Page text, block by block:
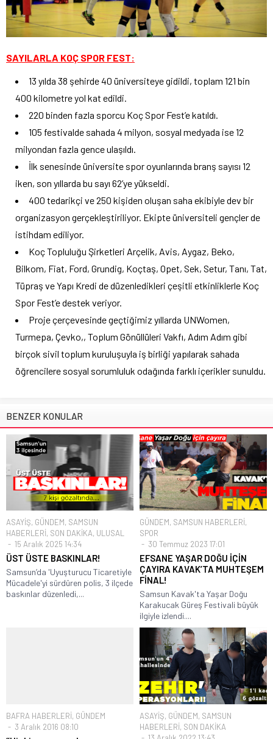
SAYILARLA KOÇ SPOR FEST:
13 yılda 38 şehirde 40 üniversiteye gidildi, toplam 121 bin
400 kilometre yol kat edildi.
220 binden fazla sporcu Koç Spor Fest’e katıldı.
105 festivalde sahada 4 milyon, sosyal medyada ise 12
milyondan fazla gence ulaşıldı.
İlk senesinde üniversite spor oyunlarında branş sayısı 12
iken, son yıllarda bu sayı 62’ye yükseldi.
400 tedarikçi ve 250 kişiden oluşan saha ekibiyle dev bir
organizasyon gerçekleştiriliyor. Ekipte üniversiteli gençler de
istihdam ediliyor.
Koç Topluluğu Şirketleri Arçelik, Avis, Aygaz, Beko,
Bilkom, Fiat, Ford, Grundig, Koçtaş, Opet, Sek, Setur, Tanı, Tat,
Tüpraş ve Yapı Kredi de düzenledikleri çeşitli etkinliklerle Koç
Spor Fest’e destek veriyor.
Proje çerçevesinde geçtiğimiz yıllarda UNWomen,
Turmepa, Çevko,, Toplum Gönüllüleri Vakfı, Adım Adım gibi
birçok sivil toplum kuruluşuyla iş birliği yapılarak sahada
öğrencilere sosyal sorumluluk odağında farklı içerikler sunuldu.
BENZER KONULAR
ASAYİŞ, GÜNDEM, SAMSUN
HABERLERİ, SON DAKİKA, ULUSAL
15 Aralık 2025 14:34
ÜST ÜSTE BASKINLAR!
Samsun’da 'Uyuşturucu Ticaretiyle
Mücadele'yi sürdüren polis, 3 ilçede
baskınlar düzenledi,...
GÜNDEM, SAMSUN HABERLERİ,
SPOR
30 Temmuz 2023 17:01
EFSANE YAŞAR DOĞU İÇİN
ÇAYIRA KAVAK’TA MUHTEŞEM
FİNAL!
Samsun Kavak'ta Yaşar Doğu
Karakucak Güreş Festivali büyük
ilgiyle izlendi....
BAFRA HABERLERİ, GÜNDEM
3 Aralık 2016 08:10
ASAYİŞ, GÜNDEM, SAMSUN
HABERLERİ, SON DAKİKA